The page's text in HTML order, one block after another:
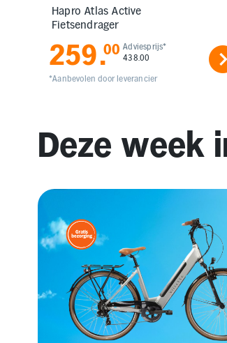
Hapro Atlas Active
Fietsendrager
259.00 Adviesprijs*
438.00
*Aanbevolen door leverancier
Deze week